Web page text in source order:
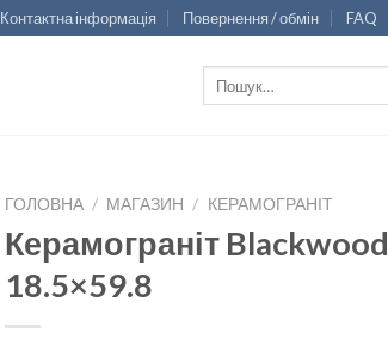
Контактна інформація Повернення / обмін FAQ
ГОЛОВНА / МАГАЗИН / КЕРАМОГРАНІТ
Керамограніт Blackwood
18.5×59.8